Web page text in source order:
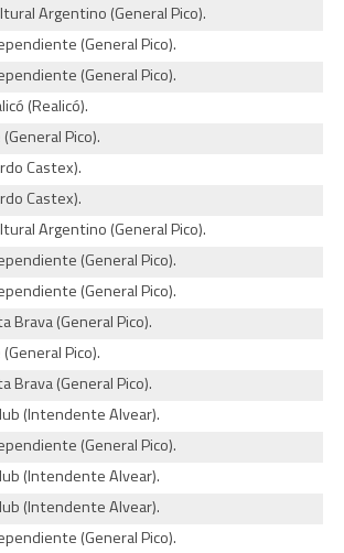
Argentino (General Pico).
(General Pico).
(General Pico).
(Realicó).
Pico).
Castex).
Castex).
Argentino (General Pico).
(General Pico).
(General Pico).
Brava (General Pico).
Pico).
Brava (General Pico).
(Intendente Alvear).
(General Pico).
(Intendente Alvear).
(Intendente Alvear).
(General Pico).